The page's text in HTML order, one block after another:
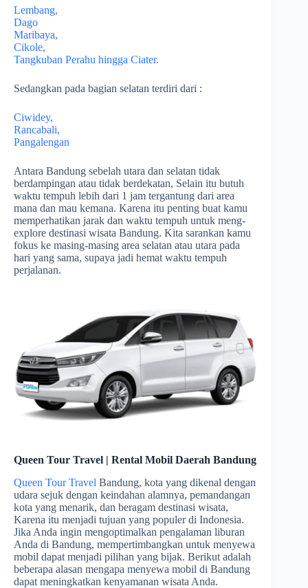
Lembang,
Dago
Maribaya,
Cikole,
Tangkuban Perahu hingga Ciater.
Sedangkan pada bagian selatan terdiri dari :
Ciwidey,
Rancabali,
Pangalengan
Antara Bandung sebelah utara dan selatan tidak
berdampingan atau tidak berdekatan, Selain itu butuh
waktu tempuh lebih dari 1 jam tergantung dari area
mana dan mau kemana. Karena itu penting buat kamu
memperhatikan jarak dan waktu tempuh untuk meng-
explore destinasi wisata Bandung. Kita sarankan kamu
fokus ke masing-masing area selatan atau utara pada
hari yang sama, supaya jadi hemat waktu tempuh
perjalanan.
Queen Tour Travel | Rental Mobil Daerah Bandung
Queen Tour Travel Bandung, kota yang dikenal dengan
udara sejuk dengan keindahan alamnya, pemandangan
kota yang menarik, dan beragam destinasi wisata,
Karena itu menjadi tujuan yang populer di Indonesia.
Jika Anda ingin mengoptimalkan pengalaman liburan
Anda di Bandung, mempertimbangkan untuk menyewa
mobil dapat menjadi pilihan yang bijak. Berikut adalah
beberapa alasan mengapa menyewa mobil di Bandung
dapat meningkatkan kenyamanan wisata Anda.